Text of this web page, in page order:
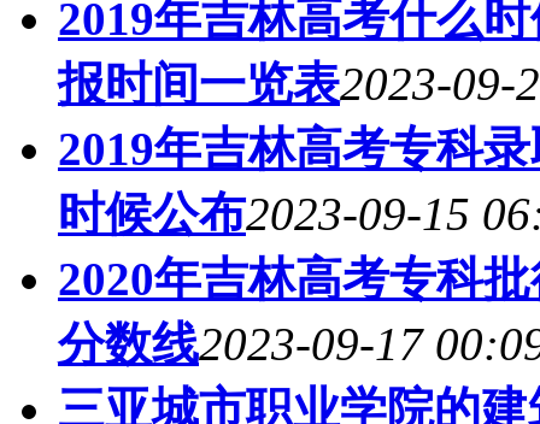
2019年吉林高考什么
报时间一览表2023-09-
2019年吉林高考专科
时候公布2023-09-15
2020年吉林高考专科
分数线2023-09-17
三亚城市职业学院的